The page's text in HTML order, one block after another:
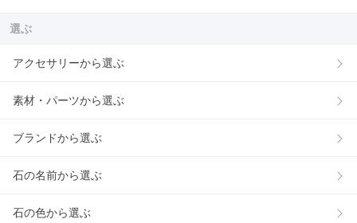
選ぶ
アクセサリーから選ぶ
素材・パーツから選ぶ
ブランドから選ぶ
石の名前から選ぶ
石の色から選ぶ